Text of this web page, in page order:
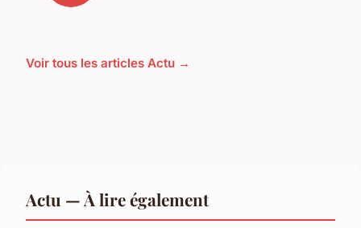
Voir tous les articles Actu →
Actu — À lire également